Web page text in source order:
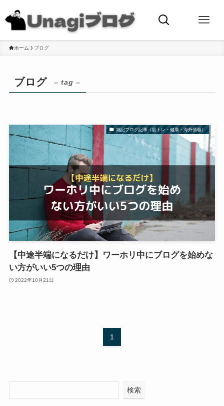
ホーム ブログ
ブログ – tag –
雑記ブログ記事（筋トレ・健康・海外情報）
【中途半端になるだけ】ワーホリ中にブログを始めな
い方がいい5つの理由
2022年10月21日
1
検索